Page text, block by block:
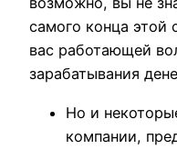
самого конца этой
вас работающей
зарабатывания
Но и
компании,